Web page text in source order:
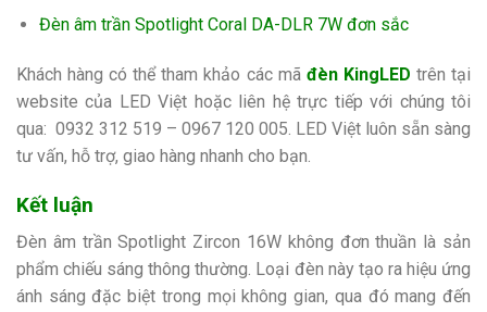
Đèn âm trần Spotlight Coral DA-DLR 7W đơn sắc
Khách hàng có thể tham khảo các mã đèn KingLED trên tại
website của LED Việt hoặc liên hệ trực tiếp với chúng tôi
qua: 0932 312 519 – 0967 120 005. LED Việt luôn sẵn sàng
tư vấn, hỗ trợ, giao hàng nhanh cho bạn.
Kết luận
Đèn âm trần Spotlight Zircon 16W không đơn thuần là sản
phẩm chiếu sáng thông thường. Loại đèn này tạo ra hiệu ứng
ánh sáng đặc biệt trong mọi không gian, qua đó mang đến